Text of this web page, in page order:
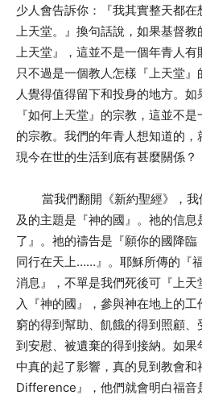
少人會告訴你：『我其實整天都
上天堂。』換句話說，如果基督
上天堂』，這並不是一個年青人
只不過是一個教人怎樣『上天堂
人覺得值得留下和投身的地方。
『如何上天堂』的宗教，這並不
的宗教。我們的年青人想知道的
現今在世的生活到底有甚麼關係？
當我們翻開《新約聖經》，我
及的主題是『神的國』。祂的信
了』。祂的禱告是『願你的國降
同行在天上……』。耶穌所傳的『
消息』，不單是我們死後可『上
入『神的國』，參與神在地上的
窮的得到幫助、飢餓的得到照顧
到安慰、被遺棄的得到接納。如
中真的起了影響，真的見到教會
Difference』，他們就會明白福音